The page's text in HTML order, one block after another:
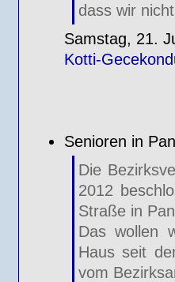
dass wir
Samstag, 21.
Kotti-
Senioren in
Die
2012
Straße in
Das wollen
Haus seit
vom